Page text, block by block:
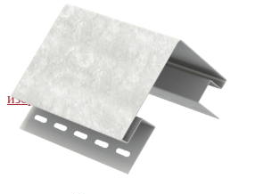
избранное